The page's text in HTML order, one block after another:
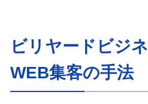
ビリヤードビジ
WEB集客の手法